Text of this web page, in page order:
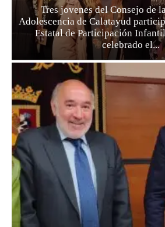
Tres jovenes del Consejo de
Adolescencia de Calatayud
Estatal de Participación
celebrado el...